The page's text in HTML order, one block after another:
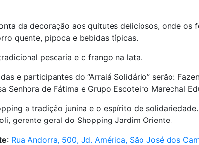
da decoração aos quitutes deliciosos, onde
quente, pipoca e bebidas típicas.
pescaria e o frango na lata.
e participantes do “Arraiá Solidário” serão:
Senhora de Fátima e Grupo Escoteiro Marechal
a tradição junina e o espírito de
gerente geral do Shopping Jardim Oriente.
: Rua Andorra, 500, Jd. América, São José dos